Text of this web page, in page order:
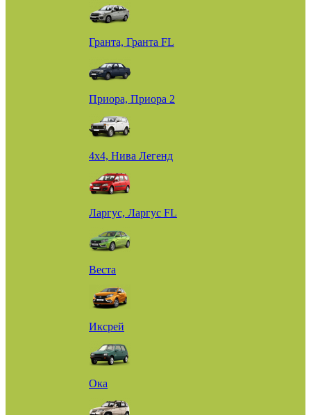
Гранта, Гранта FL
Приора, Приора 2
4х4, Нива Легенд
Ларгус, Ларгус FL
Веста
Иксрей
Ока